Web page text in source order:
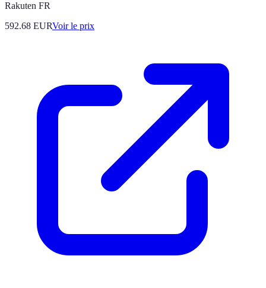
Rakuten FR
592.68 EURVoir le prix